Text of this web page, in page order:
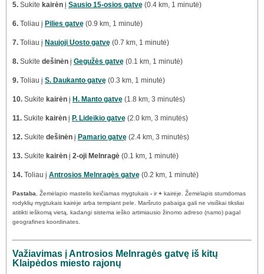
5. Sukite kairėn į Sausio 15-osios gatvę (0.4 km, 1 minutė)
6. Toliau į Pilies gatvę (0.9 km, 1 minutė)
7. Toliau į Naujoji Uosto gatvę (0.7 km, 1 minutė)
8. Sukite dešinėn į Gegužės gatvę (0.1 km, 1 minutė)
9. Toliau į S. Daukanto gatvę (0.3 km, 1 minutė)
10. Sukite kairėn į H. Manto gatvę (1.8 km, 3 minutės)
11. Sukite kairėn į P. Lideikio gatvę (2.0 km, 3 minutės)
12. Sukite dešinėn į Pamario gatvę (2.4 km, 3 minutės)
13. Sukite kairėn į 2-oji Melnragė (0.1 km, 1 minutė)
14. Toliau į Antrosios Melnragės gatvę (0.2 km, 1 minutė)
Pastaba. Žemėlapio mastelis keičiamas mygtukais - ir+ kairėje. Žemėlapis stumdomas
rodyklių mygtukais kairėje arba tempiant pele. Maršruto pabaiga gali ne visiškai tiksliai
atitikti ieškomą vietą, kadangi sistema ieško artimiausio žinomo adreso (namo) pagal
geografines koordinates.
Važiavimas į Antrosios Melnragės gatvę iš kitų
Klaipėdos miesto rajonų